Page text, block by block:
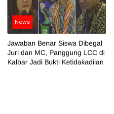
News
Jawaban Benar Siswa Dibegal
Juri dan MC, Panggung LCC di
Kalbar Jadi Bukti Ketidakadilan